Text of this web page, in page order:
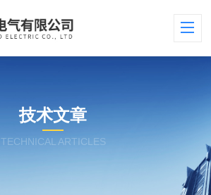
技术文章
TECHNICAL ARTICLES